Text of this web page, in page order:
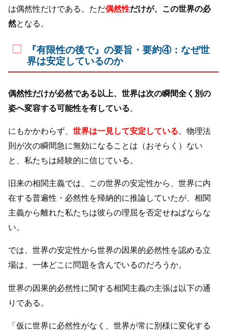
は偶然性だけである。ただ偶然性だけが、この世界の必
然となる。
『有限性の後で』の要旨・要約④：なぜ世
界は安定しているのか
偶然性だけが必然である以上、世界は次の瞬間全く別の
姿へ変容する可能性を有している。
にもかかわらず、世界は一見して安定している。物理法
則が次の瞬間急に無効になることは（おそらく）ない
と、私たちは経験的に信じている。
旧来の相関主義では、この世界の安定性から、世界に内
在する普遍性・必然性を帰納的に推論していたが、相関
主義から離れた私たちは彼らの理屈を否定せねばならな
い。
では、世界の安定性から世界の因果的必然性を認める立
場は、一体どこに問題を含んでいるのだろうか。
世界の因果的必然性に関する相関主義の主張は以下の通
りである。
「仮に世界に必然性がなく、世界が常に別様に変化する